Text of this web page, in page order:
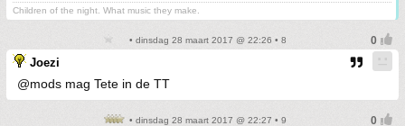
Children of the night. What music they make.
• dinsdag 28 maart 2017 @ 22:26 • 8
Joezi
@mods mag Tete in de TT
• dinsdag 28 maart 2017 @ 22:27 • 9